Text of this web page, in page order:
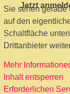
Jetzt
Sie sehen
auf den
Schaltfläche
Drittanbieter
Mehr
Inhalt entsperren
Erforderlichen